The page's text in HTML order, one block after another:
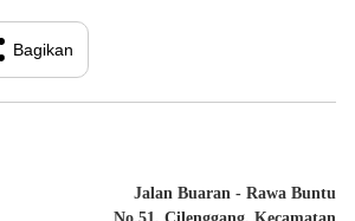
Bagikan
Jalan Buaran - Rawa Buntu